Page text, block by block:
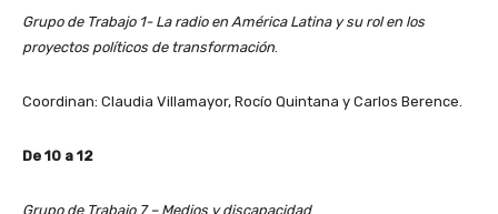
Grupo de Trabajo 1- La radio en América Latina y su rol en los
proyectos políticos de transformación
Coordinan: Claudia Villamayor, Rocío Quintana y Carlos Berence.
De 10 a 12
Grupo de Trabajo 7 – Medios y discapacidad